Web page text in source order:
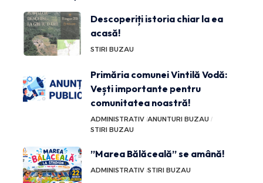
Descoperiți istoria chiar la ea
acasă!
STIRI BUZAU
Primăria comunei Vintilă Vodă:
Vești importante pentru
comunitatea noastră!
ADMINISTRATIV ANUNTURI BUZAU
STIRI BUZAU
”Marea Bălăceală” se amână!
ADMINISTRATIV STIRI BUZAU